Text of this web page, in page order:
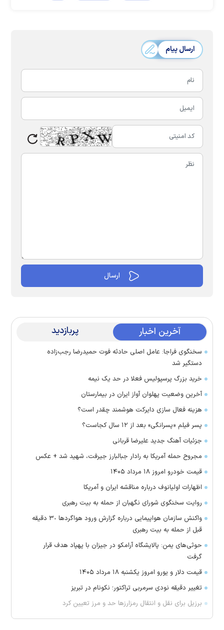
ارسال پیام
آخرین اخبار پربازدید
سخنگوی فراجا: عامل اصلی حادثه فوت حمیدرضا رجب‌زاده
دستگیر شد
خرید بزرگ پرسپولیس فعلا در حد یک نیمه
آخرین وضعیت پهلوان آواز ایران در بیمارستان
هزینه فعال سازی دایرکت هوشمند چقدر است؟
پسر فیلم «پسرانگی» بعد از ۱۲ سال کجاست؟
جزئیات آهنگ جدید علیرضا قربانی
مجروح حمله آمریکا به رادار جبالبارز جیرفت، شهید شد + عکس
قیمت خودرو امروز ۱۸ مرداد ۱۴۰۵
اظهارات اولیانوف درباره مناقشه ایران و آمریکا
روایت سخنگوی شورای نگهبان از حمله به بیت رهبری
واکنش سازمان هواپیمایی درباره گزارش ورود هواگرد‌ها ٣٠ دقیقه
قبل از حمله به بیت رهبری
حوثی‌های یمن: پالایشگاه آرامکو در جیزان با پهپاد هدف قرار
گرفت
قیمت دلار و یورو امروز یکشنبه ۱۸ مرداد ۱۴۰۵
تغییر دقیقه نودی سرمربی تراکتور؛ نکونام در تبریز
برزیل برای نقل‌ و انتقال رمزارز‌ها حد و مرز تعیین کرد